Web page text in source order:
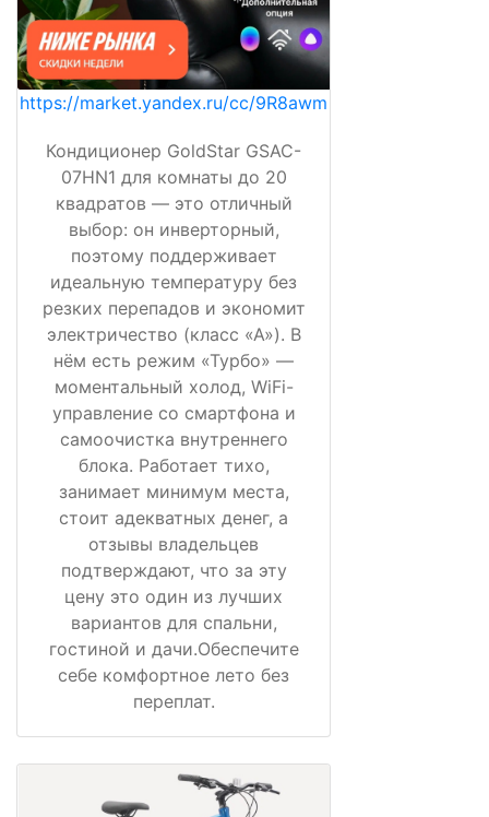
https://market.yandex.ru/cc/9R8awm
Кондиционер GoldStar GSAC-
07HN1 для комнаты до 20
квадратов — это отличный
выбор: он инверторный,
поэтому поддерживает
идеальную температуру без
резких перепадов и экономит
электричество (класс «А»). В
нём есть режим «Турбо» —
моментальный холод, WiFi-
управление со смартфона и
самоочистка внутреннего
блока. Работает тихо,
занимает минимум места,
стоит адекватных денег, а
отзывы владельцев
подтверждают, что за эту
цену это один из лучших
вариантов для спальни,
гостиной и дачи.Обеспечите
себе комфортное лето без
переплат.